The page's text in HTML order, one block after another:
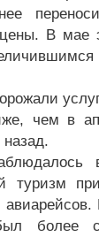
В мае
чем в
туризм
более